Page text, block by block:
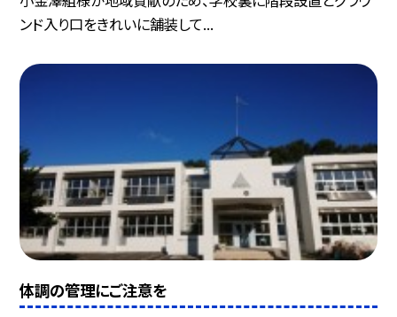
ンド入り口をきれいに舗装して...
体調の管理にご注意を